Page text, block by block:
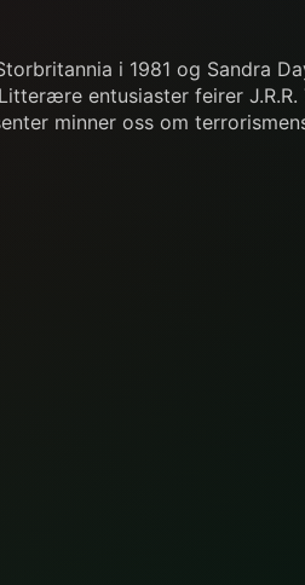
i 1981 og Sandra
entusiaster feirer J.R.R.
minner oss om